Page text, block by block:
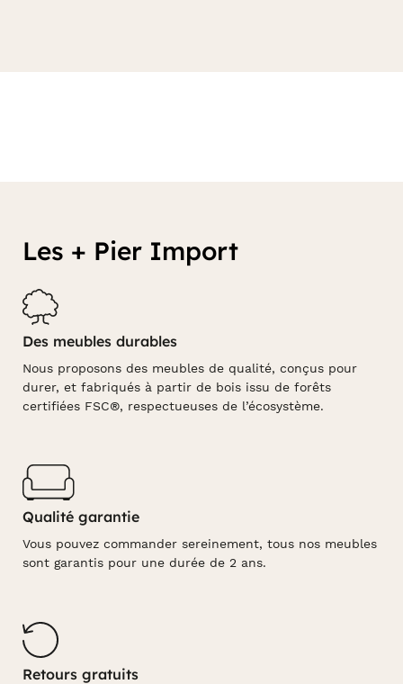
Les + Pier Import
Des meubles durables
Nous proposons des meubles de qualité, conçus pour
durer, et fabriqués à partir de bois issu de forêts
certifiées FSC®, respectueuses de l’écosystème.
Qualité garantie
Vous pouvez commander sereinement, tous nos meubles
sont garantis pour une durée de 2 ans.
Retours gratuits